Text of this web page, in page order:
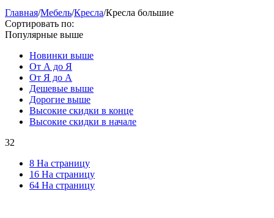
Главная/Мебель/Кресла/Кресла большие
Сортировать по:
Популярные выше
Новинки выше
От А до Я
От Я до А
Дешевые выше
Дорогие выше
Высокие скидки в конце
Высокие скидки в начале
32
8 На страницу
16 На страницу
64 На страницу